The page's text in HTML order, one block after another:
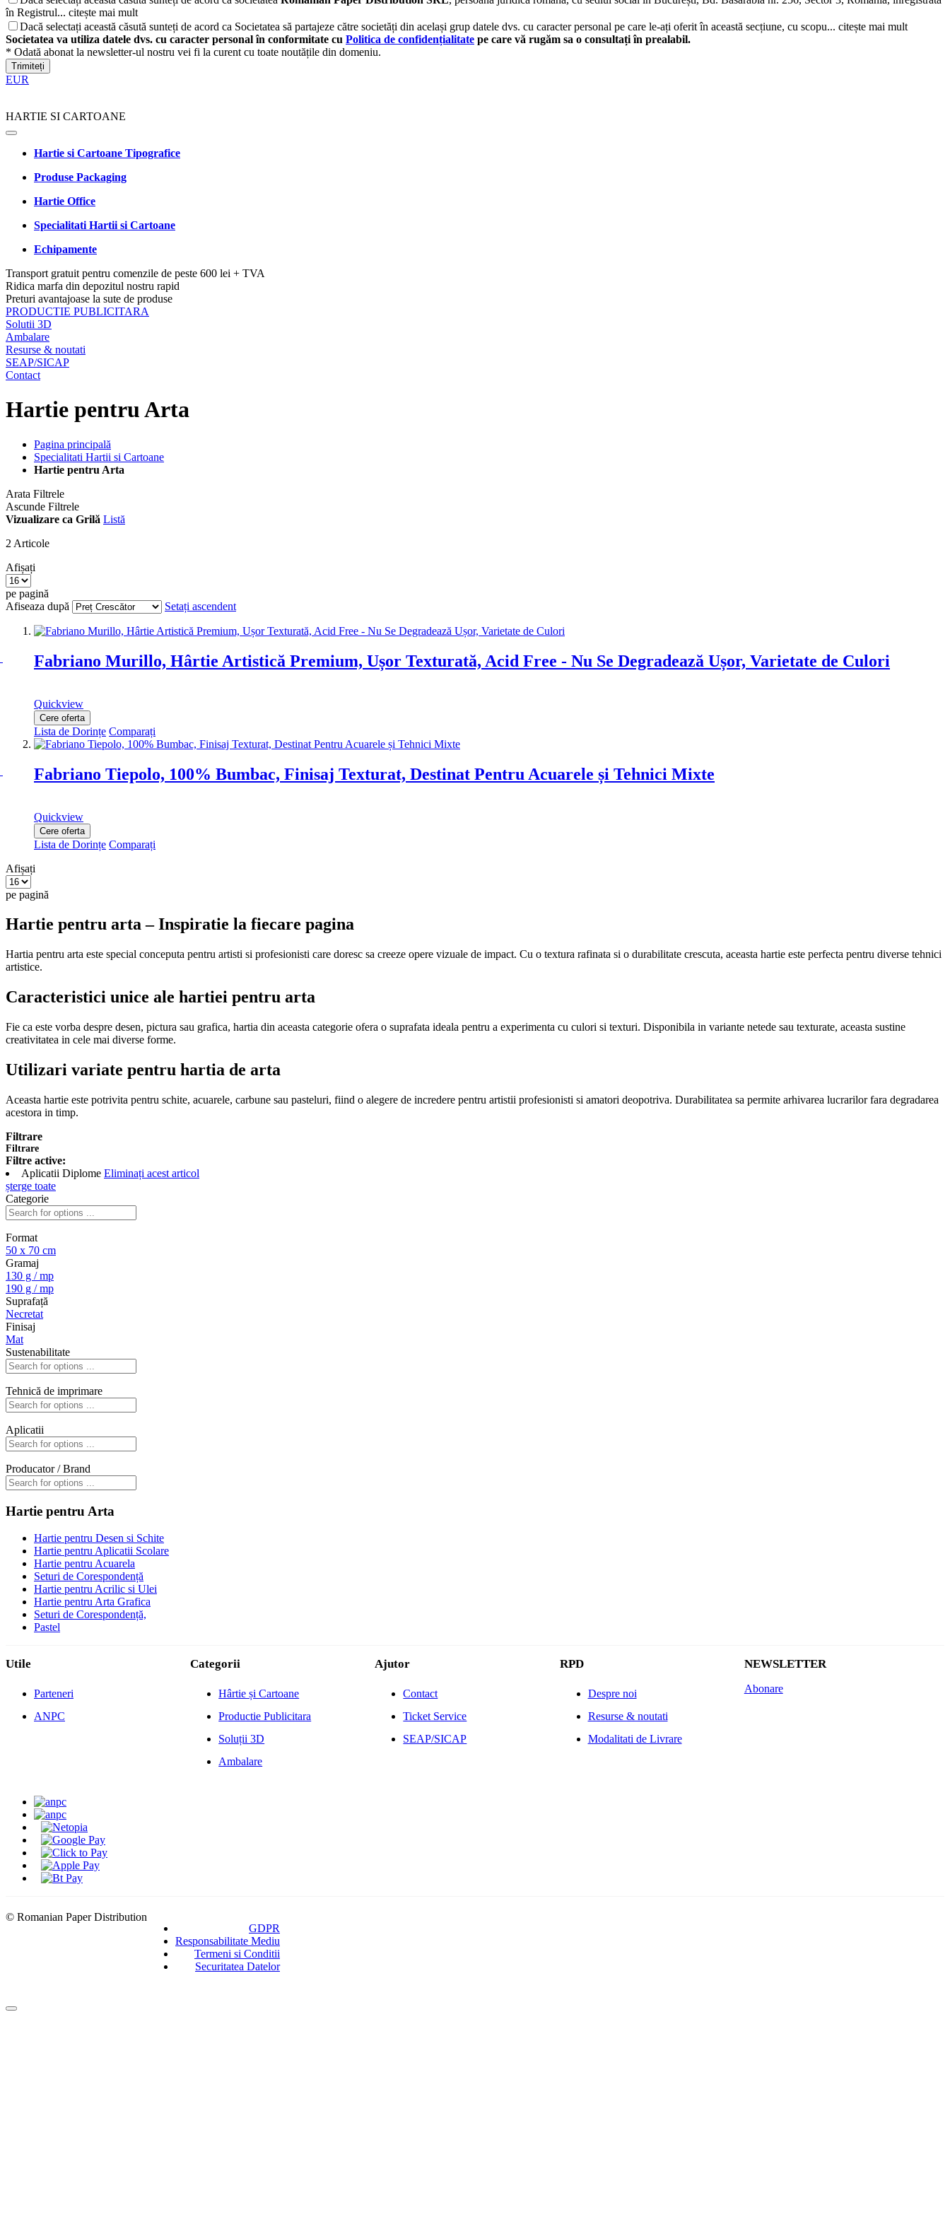
în Registrul... citește mai mult
Dacă selectați această căsută sunteți de acord ca Societatea să partajeze către societăți din același grup datele dvs. cu caracter personal pe care le-ați oferit în această secțiune, cu scopu... citește mai mult
Societatea va utiliza datele dvs. cu caracter personal în conformitate cu Politica de confidențialitate pe care vă rugăm sa o consultați în prealabil.
* Odată abonat la newsletter-ul nostru vei fi la curent cu toate noutățile din domeniu.
Trimiteți
EUR
HARTIE SI CARTOANE
Hartie si Cartoane Tipografice
Produse Packaging
Hartie Office
Specialitati Hartii si Cartoane
Echipamente
Transport gratuit pentru comenzile de peste 600 lei + TVA
Ridica marfa din depozitul nostru rapid
Preturi avantajoase la sute de produse
PRODUCTIE PUBLICITARA
Solutii 3D
Ambalare
Resurse & noutati
SEAP/SICAP
Contact
Hartie pentru Arta
Pagina principală
Specialitati Hartii si Cartoane
Hartie pentru Arta
Arata Filtrele
Ascunde Filtrele
Vizualizare ca Grilă Listă
2 Articole
Afișați
pe pagină
Afiseaza după
Setați ascendent
Fabriano Murillo, Hârtie Artistică Premium, Ușor Texturată, Acid Free - Nu Se Degradează Ușor, Varietate de Culori
Quickview
Cere oferta
Lista de Dorințe Comparați
Fabriano Tiepolo, 100% Bumbac, Finisaj Texturat, Destinat Pentru Acuarele și Tehnici Mixte
Quickview
Cere oferta
Lista de Dorințe Comparați
Afișați
pe pagină
Hartie pentru arta – Inspiratie la fiecare pagina
Hartia pentru arta este special conceputa pentru artisti si profesionisti care doresc sa creeze opere vizuale de impact. Cu o textura rafinata si o durabilitate crescuta, aceasta hartie este perfecta pentru diverse tehnici
artistice.
Caracteristici unice ale hartiei pentru arta
Fie ca este vorba despre desen, pictura sau grafica, hartia din aceasta categorie ofera o suprafata ideala pentru a experimenta cu culori si texturi. Disponibila in variante netede sau texturate, aceasta sustine
creativitatea in cele mai diverse forme.
Utilizari variate pentru hartia de arta
Aceasta hartie este potrivita pentru schite, acuarele, carbune sau pasteluri, fiind o alegere de incredere pentru artistii profesionisti si amatori deopotriva. Durabilitatea sa permite arhivarea lucrarilor fara degradarea
acestora in timp.
Filtrare
Filtrare
Filtre active:
Aplicatii Diplome Eliminați acest articol
șterge toate
Categorie
Format
50 x 70 cm
Gramaj
130 g / mp
190 g / mp
Suprafață
Necretat
Finisaj
Mat
Sustenabilitate
Tehnică de imprimare
Aplicatii
Producator / Brand
Hartie pentru Arta
Hartie pentru Desen si Schite
Hartie pentru Aplicatii Scolare
Hartie pentru Acuarela
Seturi de Corespondență
Hartie pentru Acrilic si Ulei
Hartie pentru Arta Grafica
Seturi de Corespondență,
Pastel
Utile
Parteneri
ANPC
Categorii
Hârtie și Cartoane
Productie Publicitara
Soluții 3D
Ambalare
Ajutor
Contact
Ticket Service
SEAP/SICAP
RPD
Despre noi
Resurse & noutati
Modalitati de Livrare
NEWSLETTER
Abonare
© Romanian Paper Distribution
GDPR
Responsabilitate Mediu
Termeni si Conditii
Securitatea Datelor